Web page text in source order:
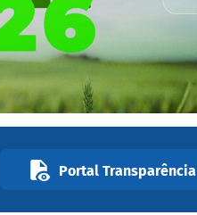
Portal Transparência